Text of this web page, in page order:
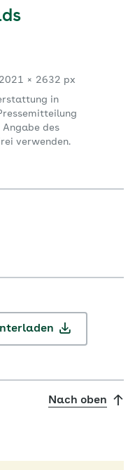
2021 × 2632 px
in
Angabe des
verwenden.
Nach oben